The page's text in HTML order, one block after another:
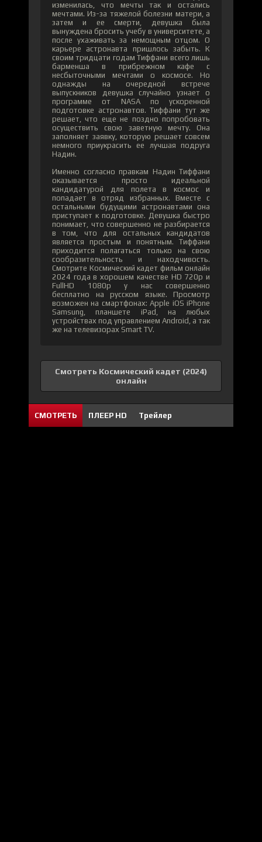
изменилась, что мечты так и остались
мечтами. Из-за тяжелой болезни матери, а
затем и ее смерти, девушка была
вынуждена бросить учебу в университете, а
после ухаживать за немощным отцом. О
карьере астронавта пришлось забыть. К
своим тридцати годам Тиффани всего лишь
барменша в прибрежном кафе с
несбыточными мечтами о космосе. Но
однажды на очередной встрече
выпускников девушка случайно узнает о
программе от NASA по ускоренной
подготовке астронавтов. Тиффани тут же
решает, что еще не поздно попробовать
осуществить свою заветную мечту. Она
заполняет заявку, которую решает совсем
немного приукрасить ее лучшая подруга
Надин.
Именно согласно правкам Надин Тиффани
оказывается просто идеальной
кандидатурой для полета в космос и
попадает в отряд избранных. Вместе с
остальными будущими астронавтами она
приступает к подготовке. Девушка быстро
понимает, что совершенно не разбирается
в том, что для остальных кандидатов
является простым и понятным. Тиффани
приходится полагаться только на свою
сообразительность и находчивость.
Смотрите Космический кадет фильм онлайн
2024 года в хорошем качестве HD 720p и
FullHD 1080p у нас совершенно
бесплатно на русском языке. Просмотр
возможен на смартфонах: Apple iOS iPhone
Samsung, планшете iPad, на любых
устройствах под управлением Android, а так
же на телевизорах Smart TV.
Смотреть Космический кадет (2024)
онлайн
СМОТРЕТЬ ПЛЕЕР HD Трейлер